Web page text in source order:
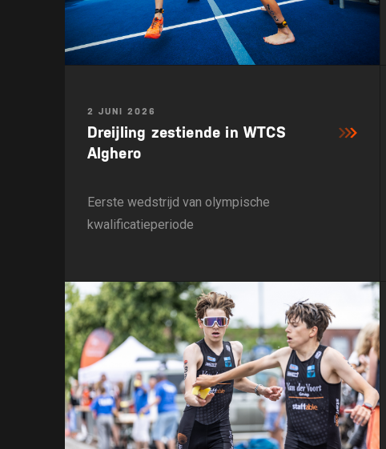
2 JUNI 2026
Dreijling zestiende in WTCS
Alghero
Eerste wedstrijd van olympische
kwalificatieperiode